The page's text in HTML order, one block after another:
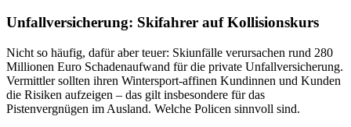
Unfallversicherung: Skifahrer auf Kollisionskurs
Nicht so häufig, dafür aber teuer: Skiunfälle verursachen rund 280
Millionen Euro Schadenaufwand für die private Unfallversicherung.
Vermittler sollten ihren Wintersport-affinen Kundinnen und Kunden
die Risiken aufzeigen – das gilt insbesondere für das
Pistenvergnügen im Ausland. Welche Policen sinnvoll sind.